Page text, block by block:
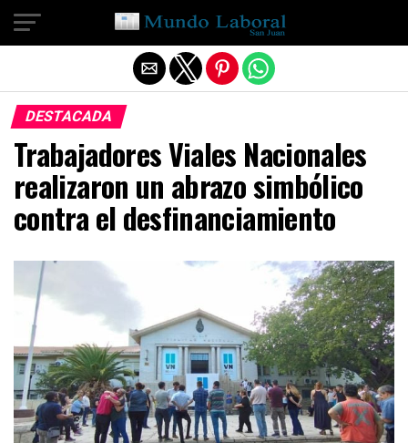
DESTACADA
Trabajadores Viales Nacionales
realizaron un abrazo simbólico
contra el desfinanciamiento
Salir de la versión móvil